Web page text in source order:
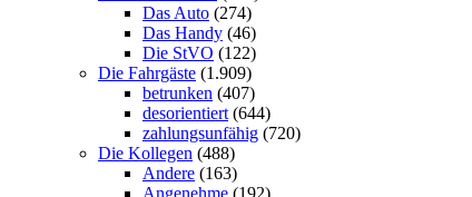
Das Auto (274)
Das Handy (46)
Die StVO (122)
Die Fahrgäste (1.909)
betrunken (407)
desorientiert (644)
zahlungsunfähig (720)
Die Kollegen (488)
Andere (163)